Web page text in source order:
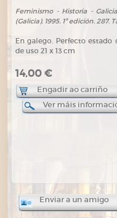
Feminismo - Historia -
(Galicia). 1995. 1ª edición.
En galego. Perfecto estado
de uso 21 x 13 cm
14,00 €
Engadir ao carriño
Ver máis
Enviar a un amigo